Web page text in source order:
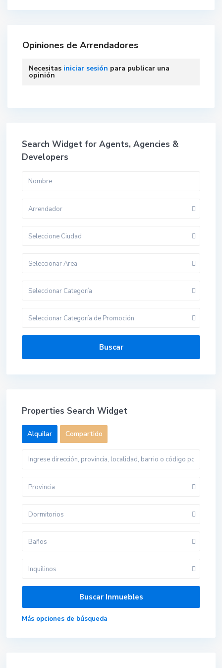
Opiniones de Arrendadores
Necesitas iniciar sesión para publicar una
opinión
Search Widget for Agents, Agencies &
Developers
Arrendador
Seleccione Ciudad
Seleccionar Area
Seleccionar Categoría
Seleccionar Categoría de Promoción
Buscar
Properties Search Widget
Alquilar Compartido
Provincia
Dormitorios
Baños
Inquilinos
Más opciones de búsqueda